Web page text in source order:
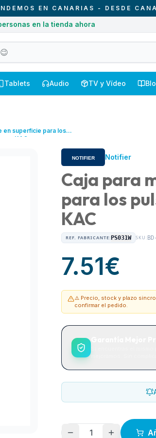
EN CANARIAS - DESDE CANARIAS
recibidos hoy en Canarias
Tablets Audio TV y Vídeo
en superficie para los
KAC
Notifier
Caja para
para los
KAC
REF. FABRICANTE: PS031W SKU:
7.51€
⚠️ Precio, stock y plazo
confirmar el pedido.
1